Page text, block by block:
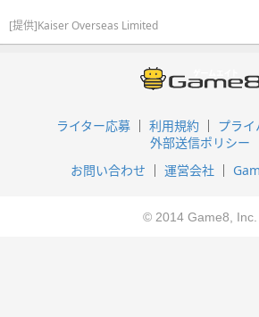
[提供]Kaiser Overseas Limited
ライター応募 利用規約
プラ
外部送信ポリシー
お問い合わせ
運営会社
© 2014 Game8, Inc.